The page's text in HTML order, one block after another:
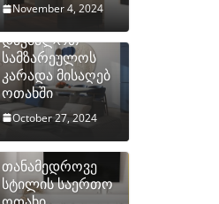
November 4, 2024
როგორ
დავმალოთ
სამზარეულოს
კარადა მისაღებ
ოთახში
October 27, 2024
თანამედროვე
სტილის საერთო